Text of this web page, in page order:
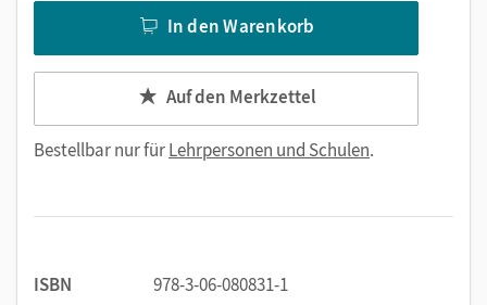
In den Warenkorb
Auf den Merkzettel
Bestellbar nur fürLehrpersonen und Schulen.
ISBN
978-3-06-080831-1